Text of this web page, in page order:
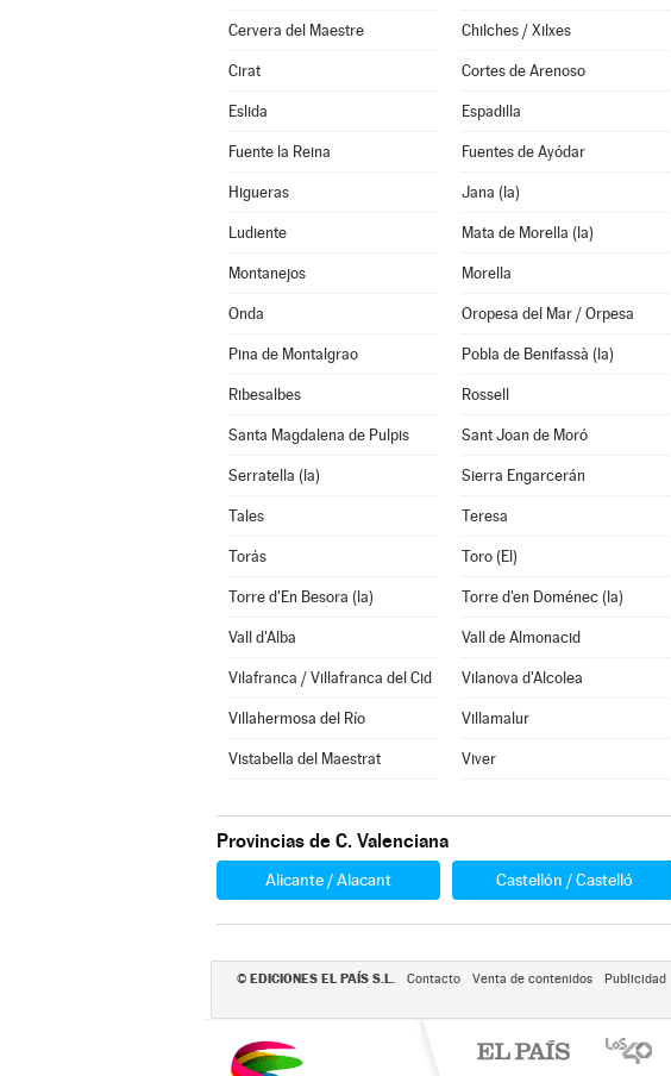
Cervera del Maestre Chilches / Xilxes
Cirat Cortes de Arenoso
Eslida Espadilla
Fuente la Reina Fuentes de Ayódar
Higueras Jana (la)
Ludiente Mata de Morella (la)
Montanejos Morella
Onda Oropesa del Mar / Orpesa
Pina de Montalgrao Pobla de Benifassà (la)
Ribesalbes Rossell
Santa Magdalena de Pulpis Sant Joan de Moró
Serratella (la) Sierra Engarcerán
Tales Teresa
Torás Toro (El)
Torre d'En Besora (la) Torre d'en Doménec (la)
Vall d'Alba Vall de Almonacid
Vilafranca / Villafranca del Cid Vilanova d'Alcolea
Villahermosa del Río Villamalur
Vistabella del Maestrat Viver
Provincias de C. Valenciana
Alicante / Alacant Castellón / Castelló
© EDICIONES EL PAÍS S.L. Contacto Venta de contenidos Publicidad